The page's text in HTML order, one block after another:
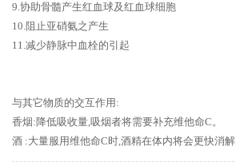
9.协助骨髓产生红血球及红血球细胞
10.阻止亚硝氨之产生
11.减少静脉中血栓的引起
与其它物质的交互作用:
香烟:降低吸收量,吸烟者将需要补充维他命C。
酒 :大量服用维他命C时,酒精在体内将会更快消解